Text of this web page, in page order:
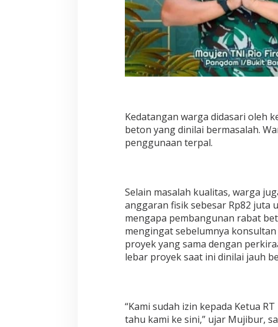
Kedatangan warga didasari oleh
beton yang dinilai bermasalah.
penggunaan terpal.
Selain masalah kualitas, warga
anggaran fisik sebesar Rp82 juta
mengapa pembangunan rabat
mengingat sebelumnya
proyek yang sama dengan
lebar proyek saat ini dinilai jauh
“Kami sudah izin kepada Ketua
tahu kami ke sini,” ujar Mujibur,